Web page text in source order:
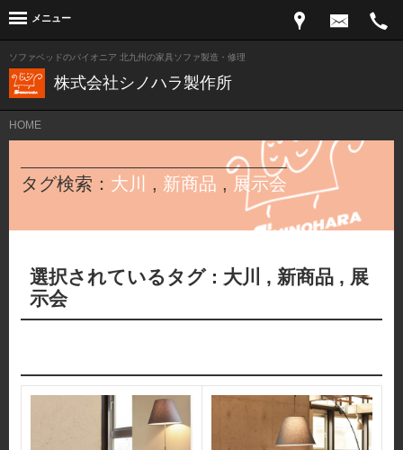
株式会社シノハラ製作所
ソファベッドのパイオニア 北九州の家具ソファ製造・修理
メニュー
HOME
タグ検索： 大川 , 新商品 , 展示会
選択されているタグ : 大川 , 新商品, 展
示会